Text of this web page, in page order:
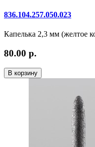
836.104.257.050.023
Капелька 2,3 мм (желтое
80.00 р.
В корзину